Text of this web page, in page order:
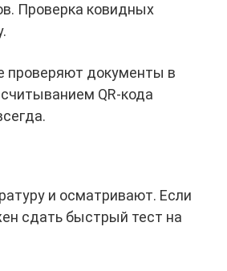
Проверка ковидных
проверяют документы в
QR-кода
и осматривают. Если
сдать быстрый тест на